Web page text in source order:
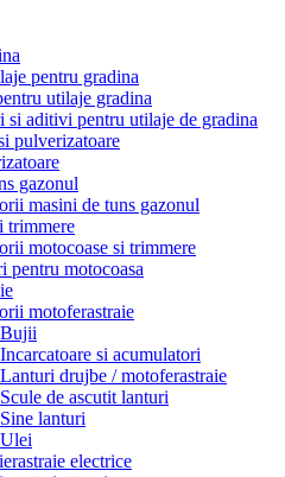
pentru gradina
utilaje gradina
si aditivi pentru utilaje de gradina
pulverizatoare
gazonul
masini de tuns gazonul
trimmere
motocoase si trimmere
pentru motocoasa
motoferastraie
Bujii
Incarcatoare si acumulatori
Lanturi drujbe / motoferastraie
Scule de ascutit lanturi
Sine lanturi
Ulei
electrice